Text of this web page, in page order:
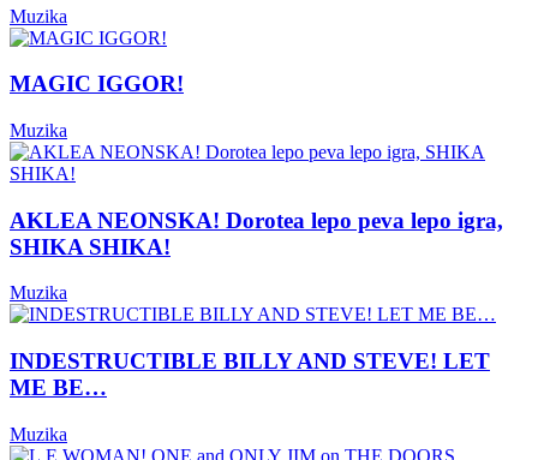
Muzika
MAGIC IGGOR!
Muzika
AKLEA NEONSKA! Dorotea lepo peva lepo igra,
SHIKA SHIKA!
Muzika
INDESTRUCTIBLE BILLY AND STEVE! LET
ME BE…
Muzika